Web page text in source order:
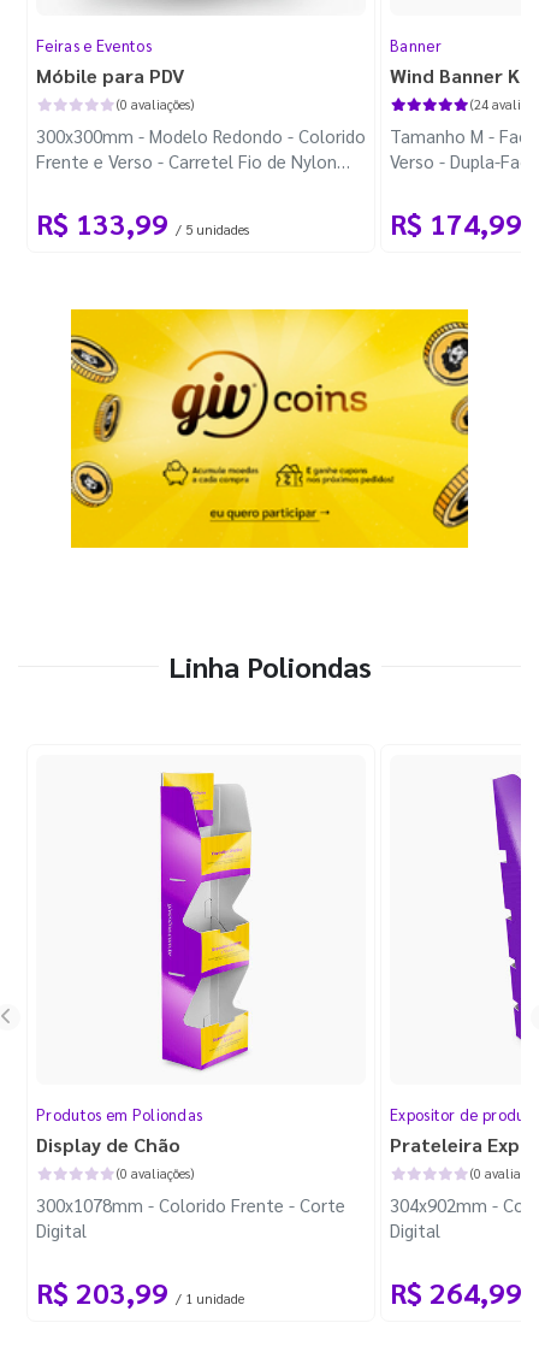
Feiras e Eventos
Móbile para PDV
(0 avaliações)
300x300mm - Modelo Redondo - Colorido
Frente e Verso - Carretel Fio de Nylon
R$ 133,99 / 5 unidades
Banner
Wind Banner
(24
Tamanho M -
Verso - Dupla-
R$ 174,99
Linha Poliondas
Produtos em Poliondas
Display de Chão
(0 avaliações)
300x1078mm - Colorido Frente - Corte
Digital
R$ 203,99 / 1 unidade
Expositor de
Prateleira
(0
304x902mm -
Digital
R$ 264,99